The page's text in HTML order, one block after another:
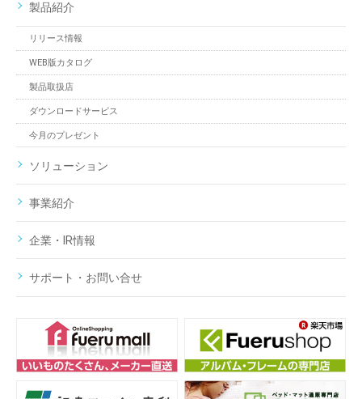
製品紹介
リリース情報
WEB版カタログ
製品取扱店
ダウンロードサービス
今月のプレゼント
ソリューション
事業紹介
企業・IR情報
サポート・お問い合せ